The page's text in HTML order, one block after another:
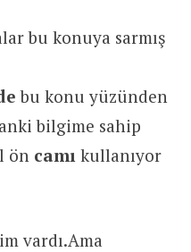
bu konuya sarmış
bu konu yüzünden
bilgime sahip
ön camı kullanıyor
vardı.Ama